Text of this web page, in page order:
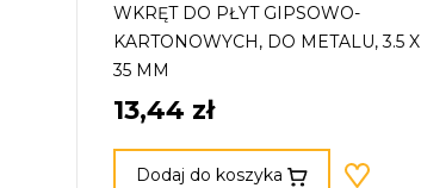
WKRĘT DO PŁYT GIPSOWO-
KARTONOWYCH, DO METALU, 3.5 X
35 MM
13,44 zł
Dodaj do koszyka